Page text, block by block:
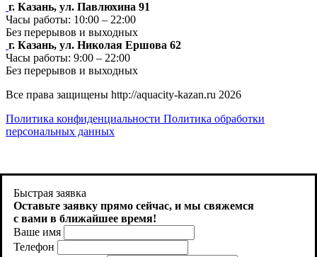
г. Казань, ул. Павлюхина 91
Часы работы: 10:00 – 22:00
Без перерывов и выходных
г. Казань, ул. Николая Ершова 62
Часы работы: 9:00 – 22:00
Без перерывов и выходных
Все права защищены http://aquacity-kazan.ru 2026
Политика конфиденциальности Политика обработки
персональных данных
Быстрая заявка
Оставьте заявку прямо сейчас, и мы свяжемся
с вами в ближайшее время!
Ваше имя
Телефон
Продолжая использовать http://aquacity-kazan.ru , вы
соглашаетесь на использование файлов cookie. Как запретить
использование определенных файлов cookie можно найти в
Политике файлов Cookies
Принять